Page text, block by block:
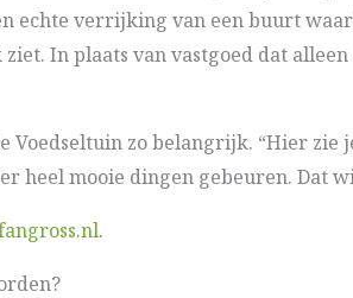
echte verrijking van een buurt
ziet. In plaats van vastgoed dat
Voedseltuin zo belangrijk. “Hier
heel mooie dingen gebeuren. Dat
.